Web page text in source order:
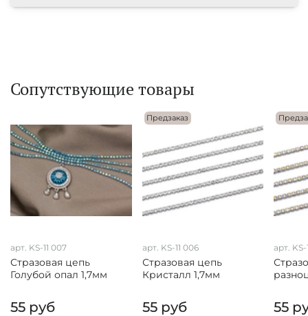
Сопутствующие товары
арт. KS-11 007
Стразовая цепь
Голубой опал 1,7мм
55 руб
Предзаказ
арт. KS-11 006
Стразовая цепь
Кристалл 1,7мм
55 руб
арт.
55